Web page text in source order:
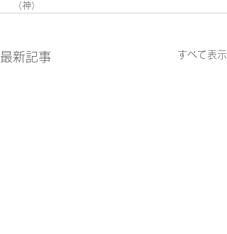
（神）
最新記事 すべて表示